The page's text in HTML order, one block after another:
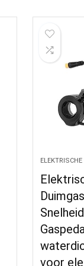
voor